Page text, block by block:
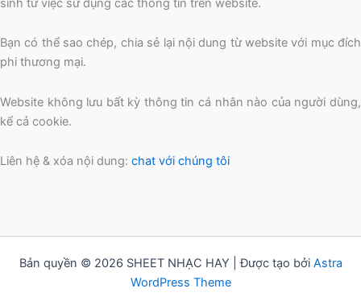
sinh từ việc sử dụng các thông tin trên website.
Bạn có thể sao chép, chia sẻ lại nội dung từ website với mục đích
phi thương mại.
Website không lưu bất kỳ thông tin cá nhân nào của người dùng,
kể cả cookie.
Liên hệ & xóa nội dung: chat với chúng tôi
Bản quyền © 2026 SHEET NHẠC HAY | Được tạo bởi Astra
WordPress Theme